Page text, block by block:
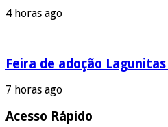
4 horas ago
Feira de adoção
7 horas ago
Acesso Rápido